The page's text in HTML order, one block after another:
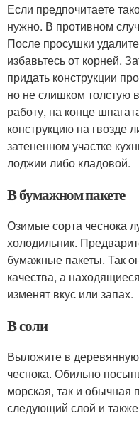
Если предпочитаете
нужно. В противном
После просушки
избавьтесь от корней.
придать конструкции
но не слишком толстую
работу, на конце
конструкцию на гвозде
затененном участке
лоджии либо кладовой.
В бумажном пакете
Озимые сорта чеснока
холодильник.
бумажные пакеты. Так
качества, а
изменят вкус или запах.
В соли
Выложите в деревянную
чеснока. Обильно
морская, так и
следующий слой и